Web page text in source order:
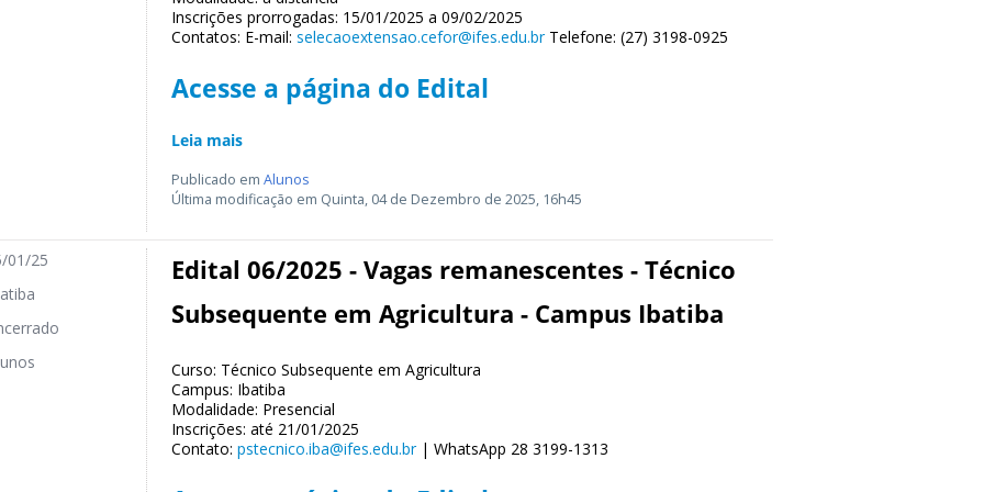
Inscrições prorrogadas: 15/01/2025 a 09/02/2025
Contatos: E-mail: selecaoextensao.cefor@ifes.edu.brTelefone: (27) 3198-0925
Acesse a página do Edital
Leia mais
Publicado em Alunos
Última modificação em Quinta, 04 de Dezembro de 2025, 16h45
Edital 06/2025 - Vagas remanescentes - Técnico
Subsequente em Agricultura - Campus Ibatiba
Curso: Técnico Subsequente em Agricultura
Campus: Ibatiba
Modalidade: Presencial
Inscrições: até 21/01/2025
Contato: pstecnico.iba@ifes.edu.br| WhatsApp 28 3199-1313
01/25